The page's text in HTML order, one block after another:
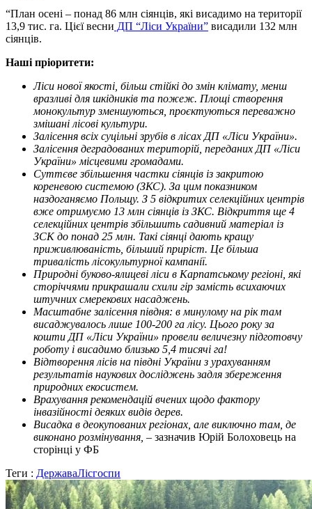
“План осені – понад 86 млн сіянців, які висадимо на території
13,9 тис. га. Цієї весни ДП “Ліси України” висадили 132 млн
сіянців.
Наші пріоритети:
Ліси нової якості, більш стійкі до змін клімату, менш
вразливі для шкідників та пожеж. Площі створення
монокультур зменшуються, проєктуються переважно
змішані лісові культури.
Залісення всіх суцільні зрубів в лісах ДП «Ліси України».
Залісення деградованих територій, переданих ДП «Ліси
України» місцевими громадами.
Суттєве збільшення частки сіянців із закритою
кореневою системою (ЗКС). За цим показником
наздоганяємо Польщу. З 5 відкритих селекційних центрів
вже отримуємо 13 млн сіянців із ЗКС. Відкриття ще 4
селекційних центрів збільшить садивний матеріал із
ЗСК до понад 25 млн. Такі сіянці дають кращу
приживлюваність, більший приріст. Це більша
тривалість лісокультурної кампанії.
Природні буково-ялицеві ліси в Карпатському регіоні, які
сторіччями прикрашали схили гір замість всихаючих
штучних смерекових насаджень.
Масштабне залісення півдня: в минулому на рік там
висаджувалось лише 100-200 га лісу. Цього року за
кошти ДП «Ліси України» провели величезну підготовчу
роботу і висадимо близько 5,4 тисячі га!
Відтворення лісів на півдні України з урахуванням
результатів наукових досліджень задля збереження
природних екосистем.
Врахування рекомендацій вчених щодо фактору
інвазійності деяких видів дерев.
Висадка в деокупованих регіонах, але виключно там, де
виконано розмінування, – зазначив Юрій Болоховець на
сторінці у ФБ
Теги : ДержаваЛісгоспи